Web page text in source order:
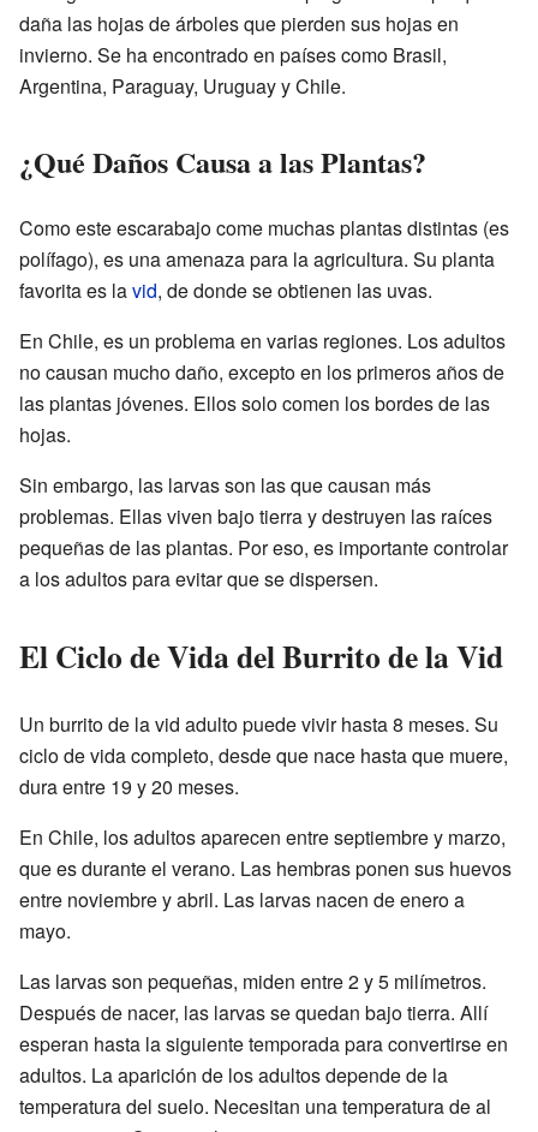
daña las hojas de árboles que pierden sus hojas en
invierno. Se ha encontrado en países como Brasil,
Argentina, Paraguay, Uruguay y Chile.
¿Qué Daños Causa a las Plantas?
Como este escarabajo come muchas plantas distintas (es
polífago), es una amenaza para la agricultura. Su planta
favorita es lavid, de donde se obtienen las uvas.
En Chile, es un problema en varias regiones. Los adultos
no causan mucho daño, excepto en los primeros años de
las plantas jóvenes. Ellos solo comen los bordes de las
hojas.
Sin embargo, las larvas son las que causan más
problemas. Ellas viven bajo tierra y destruyen las raíces
pequeñas de las plantas. Por eso, es importante controlar
a los adultos para evitar que se dispersen.
El Ciclo de Vida del Burrito de la Vid
Un burrito de la vid adulto puede vivir hasta 8 meses. Su
ciclo de vida completo, desde que nace hasta que muere,
dura entre 19 y 20 meses.
En Chile, los adultos aparecen entre septiembre y marzo,
que es durante el verano. Las hembras ponen sus huevos
entre noviembre y abril. Las larvas nacen de enero a
mayo.
Las larvas son pequeñas, miden entre 2 y 5 milímetros.
Después de nacer, las larvas se quedan bajo tierra. Allí
esperan hasta la siguiente temporada para convertirse en
adultos. La aparición de los adultos depende de la
temperatura del suelo. Necesitan una temperatura de al